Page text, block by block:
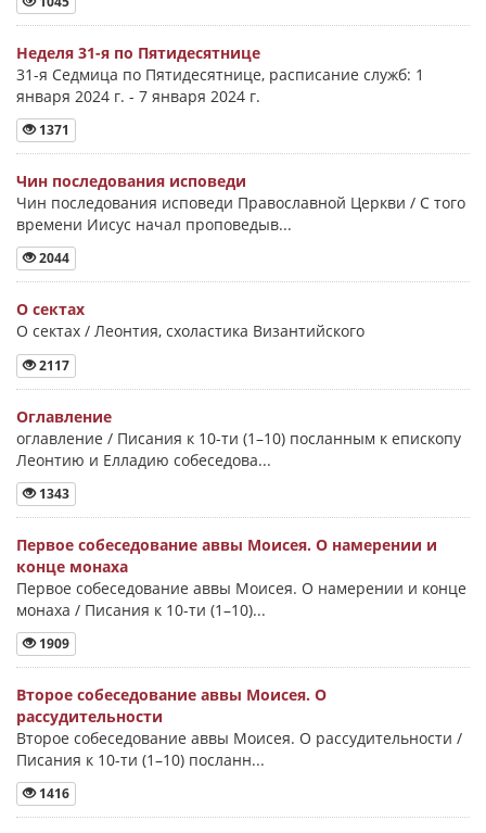
Неделя 31-я по Пятидесятнице
31-я Седмица по Пятидесятнице, расписание служб: 1
января 2024 г. - 7 января 2024 г.
1371
Чин последования исповеди
Чин последования исповеди Православной Церкви / С того
времени Иисус начал проповедыв...
2044
О сектах
О сектах / Леонтия, схоластика Византийского
2117
Оглавление
оглавление / Писания к 10-ти (1–10) посланным к епископу
Леонтию и Елладию собеседова...
1343
Первое собеседование аввы Моисея. О намерении и
конце монаха
Первое собеседование аввы Моисея. О намерении и конце
монаха / Писания к 10-ти (1–10)...
1909
Второе собеседование аввы Моисея. О
рассудительности
Второе собеседование аввы Моисея. О рассудительности /
Писания к 10-ти (1–10) посланн...
1416